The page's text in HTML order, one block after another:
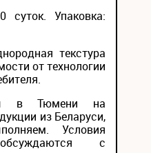
суток. Упаковка:
текстура
от технологии
в Тюмени на
из Беларуси,
Условия
с